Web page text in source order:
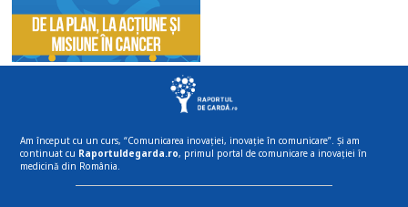
Am început cu un curs, “Comunicarea inovației, inovație în comunicare”. Și am
continuat cu Raportuldegarda.ro, primul portal de comunicare a inovației în
medicină din România.